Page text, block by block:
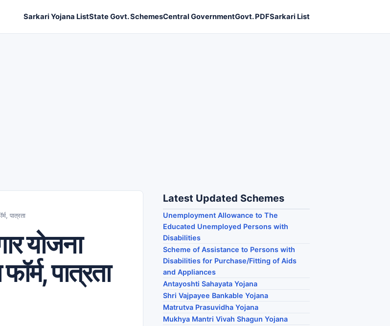
Sarkari Yojana ListState Govt. SchemesCentral GovernmentGovt. PDFSarkari List
पात्रता
योजना
पात्रता
Latest Updated Schemes
Unemployment Allowance to The
Educated Unemployed Persons with
Disabilities
Scheme of Assistance to Persons with
Disabilities for Purchase/Fitting of Aids
and Appliances
Antayoshti Sahayata Yojana
Shri Vajpayee Bankable Yojana
Matrutva Prasuvidha Yojana
Mukhya Mantri Vivah Shagun Yojana